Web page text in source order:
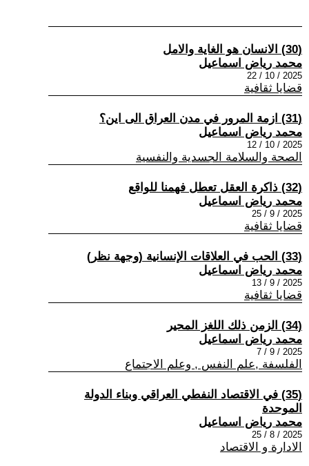
(30) الانسان هو الغاية والامل
محمد رياض اسماعيل
2025 / 10 / 22
قضايا ثقافية
(31) ازمة المرور في مدن العراق الى اين؟
محمد رياض اسماعيل
2025 / 10 / 12
الصحة والسلامة الجسدية والنفسية
(32) ذاكرة العقل تعطل فهمنا للواقع
محمد رياض اسماعيل
2025 / 9 / 25
قضايا ثقافية
(33) الحب في العلاقات الإنسانية (وجهة نظر)
محمد رياض اسماعيل
2025 / 9 / 13
قضايا ثقافية
(34) الزمن ذلك اللغز المحير
محمد رياض اسماعيل
2025 / 9 / 7
الفلسفة ,علم النفس , وعلم الاجتماع
(35) في الاقتصاد النفطي العراقي وبناء الدولة
الموحدة
محمد رياض اسماعيل
2025 / 8 / 25
الادارة و الاقتصاد